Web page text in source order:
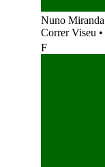
Nuno Miranda
Correr Viseu •
F